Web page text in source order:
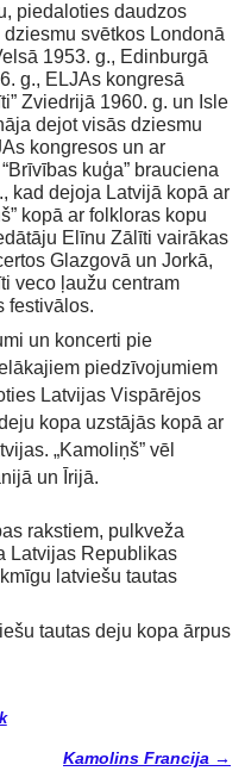
piedaloties daudzos
svētkos Londonā
1953. g., Edinburgā
g., ELJAs kongresā
Zviedrijā 1960. g. un Isle
dejot visās dziesmu
kongresos un ar
kuģa” brauciena
kad dejoja Latvijā kopā ar
kopā ar folkloras kopu
Elīnu Zālīti vairākas
Glazgovā un Jorkā,
veco ļaužu centram
festivālos.
un koncerti pie
piedzīvojumiem
Latvijas Vispārējos
kopa uzstājās kopā ar
„Kamoliņš” vēl
un Īrijā.
rakstiem, pulkveža
Latvijas Republikas
latviešu tautas
tautas deju kopa ārpus
Kamolins Francija →